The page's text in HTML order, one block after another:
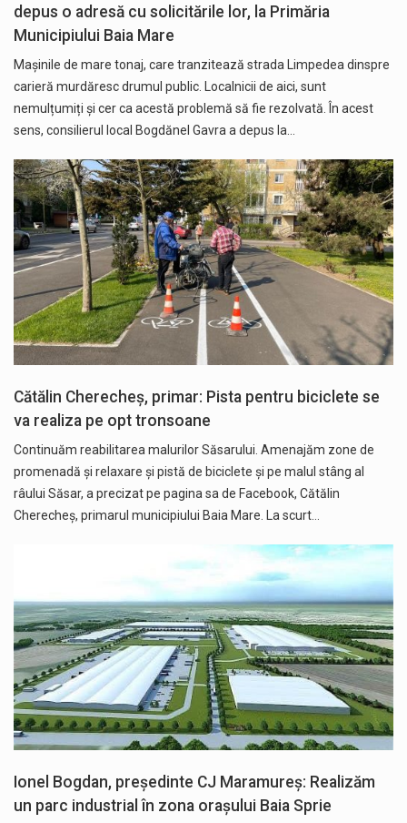
depus o adresă cu solicitările lor, la Primăria
Municipiului Baia Mare
Mașinile de mare tonaj, care tranzitează strada Limpedea dinspre
carieră murdăresc drumul public. Localnicii de aici, sunt
nemulțumiți și cer ca acestă problemă să fie rezolvată. În acest
sens, consilierul local Bogdănel Gavra a depus la…
Cătălin Cherecheș, primar: Pista pentru biciclete se
va realiza pe opt tronsoane
Continuăm reabilitarea malurilor Săsarului. Amenajăm zone de
promenadă și relaxare și pistă de biciclete și pe malul stâng al
râului Săsar, a precizat pe pagina sa de Facebook, Cătălin
Cherecheș, primarul municipiului Baia Mare. La scurt…
Ionel Bogdan, președinte CJ Maramureș: Realizăm
un parc industrial în zona orașului Baia Sprie